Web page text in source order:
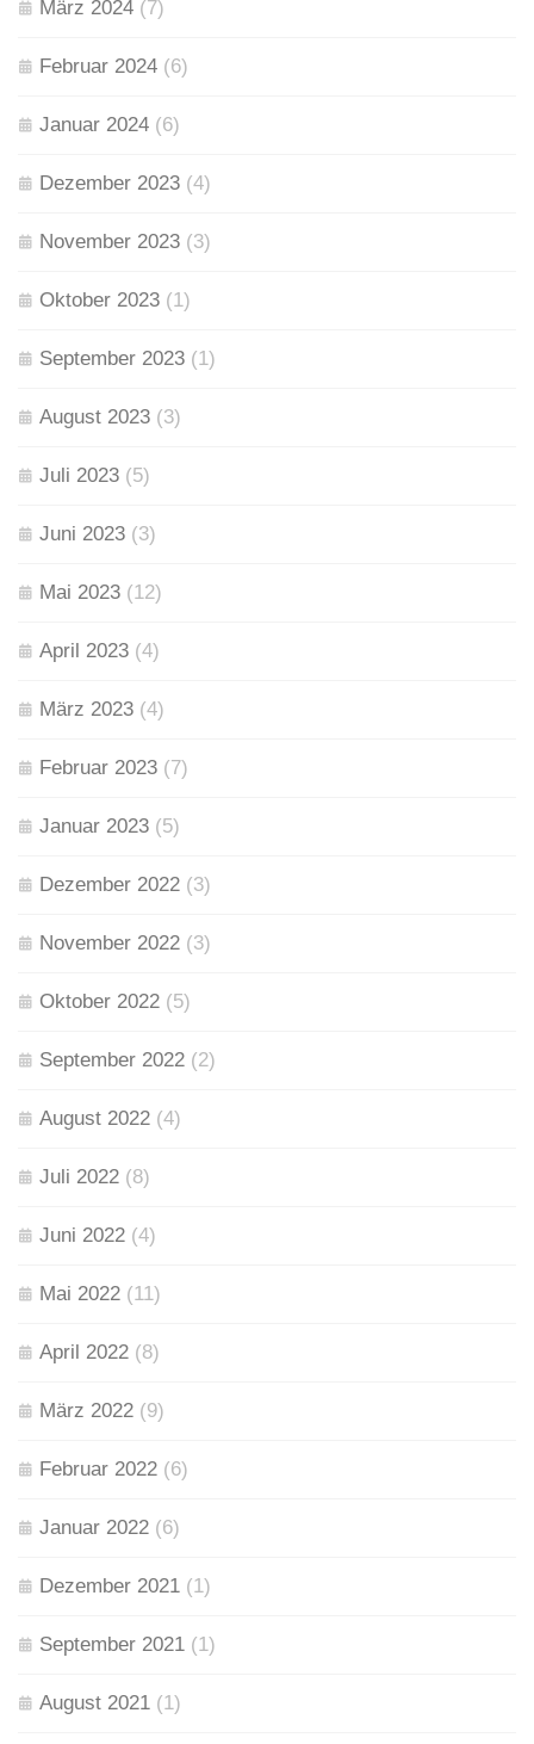
März 2024 (7)
Februar 2024 (6)
Januar 2024 (6)
Dezember 2023 (4)
November 2023 (3)
Oktober 2023 (1)
September 2023 (1)
August 2023 (3)
Juli 2023 (5)
Juni 2023 (3)
Mai 2023 (12)
April 2023 (4)
März 2023 (4)
Februar 2023 (7)
Januar 2023 (5)
Dezember 2022 (3)
November 2022 (3)
Oktober 2022 (5)
September 2022 (2)
August 2022 (4)
Juli 2022 (8)
Juni 2022 (4)
Mai 2022 (11)
April 2022 (8)
März 2022 (9)
Februar 2022 (6)
Januar 2022 (6)
Dezember 2021 (1)
September 2021 (1)
August 2021 (1)